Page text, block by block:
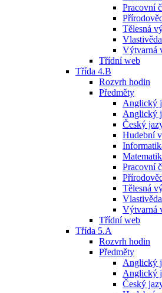
Pracovní
Tělesná
Vlastivěda
Výtvarná
Třídní web
Třída 4.B
Rozvrh hodin
Předměty
Anglický
Anglický
Český
Hudební
Pracovní
Tělesná
Vlastivěda
Výtvarná
Třídní web
Třída 5.A
Rozvrh hodin
Předměty
Anglický
Anglický
Český